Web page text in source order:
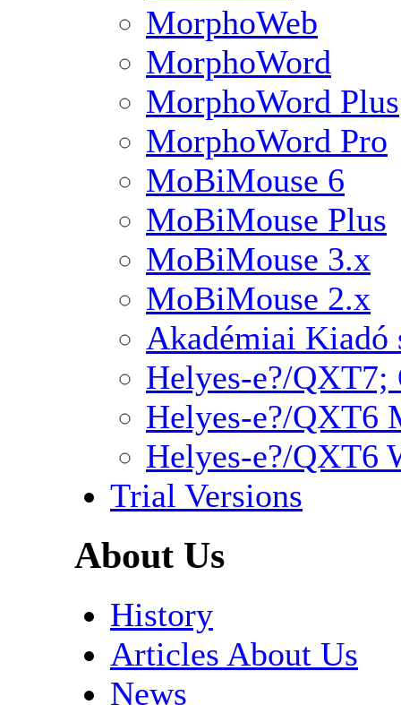
MorphoWeb
MorphoWord
MorphoWord Plus
MorphoWord Pro
MoBiMouse 6
MoBiMouse Plus
MoBiMouse 3.x
MoBiMouse 2.x
Akadémiai Kiadó
Helyes-e?/QXT7;
Helyes-e?/QXT6
Helyes-e?/QXT6
Trial Versions
About Us
History
Articles About Us
News